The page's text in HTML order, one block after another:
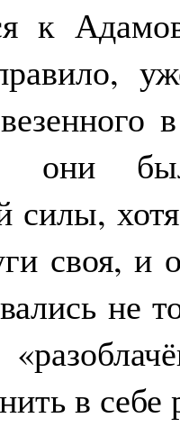
к
они
силы,
своя, и
не
в